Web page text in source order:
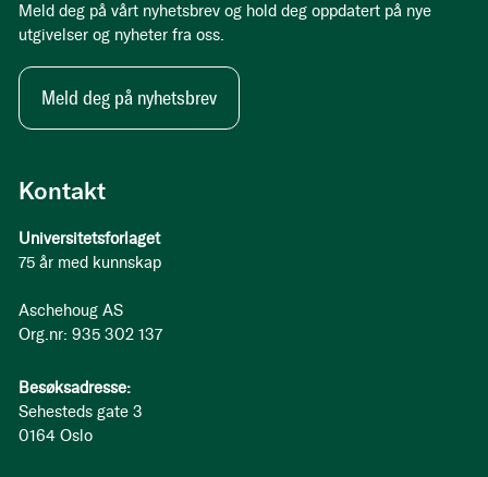
Kontakt
Universitetsforlaget
75 år med kunnskap
Aschehoug AS
Org.nr: 935 302 137
Besøksadresse:
Sehesteds gate 3
0164 Oslo
Meld deg på vårt nyhetsbrev og hold deg oppdatert på nye
utgivelser og nyheter fra oss.
Meld deg på nyhetsbrev